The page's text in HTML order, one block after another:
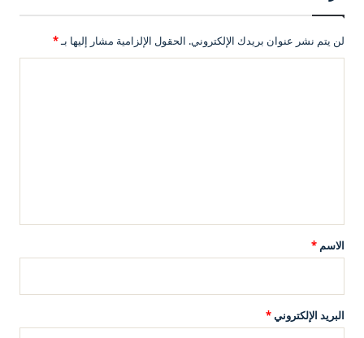
لن يتم نشر عنوان بريدك الإلكتروني. الحقول الإلزامية مشار إليها بـ*
*
الاسم *
البريد الإلكتروني*